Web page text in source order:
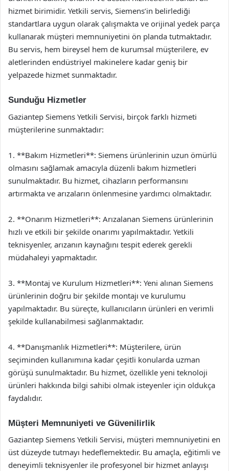
hizmet birimidir. Yetkili servis, Siemens’in belirlediği
standartlara uygun olarak çalışmakta ve orijinal yedek parça
kullanarak müşteri memnuniyetini ön planda tutmaktadır.
Bu servis, hem bireysel hem de kurumsal müşterilere, ev
aletlerinden endüstriyel makinelere kadar geniş bir
yelpazede hizmet sunmaktadır.
Sunduğu Hizmetler
Gaziantep Siemens Yetkili Servisi, birçok farklı hizmeti
müşterilerine sunmaktadır:
1. **Bakım Hizmetleri**: Siemens ürünlerinin uzun ömürlü
olmasını sağlamak amacıyla düzenli bakım hizmetleri
sunulmaktadır. Bu hizmet, cihazların performansını
artırmakta ve arızaların önlenmesine yardımcı olmaktadır.
2. **Onarım Hizmetleri**: Arızalanan Siemens ürünlerinin
hızlı ve etkili bir şekilde onarımı yapılmaktadır. Yetkili
teknisyenler, arızanın kaynağını tespit ederek gerekli
müdahaleyi yapmaktadır.
3. **Montaj ve Kurulum Hizmetleri**: Yeni alınan Siemens
ürünlerinin doğru bir şekilde montajı ve kurulumu
yapılmaktadır. Bu süreçte, kullanıcıların ürünleri en verimli
şekilde kullanabilmesi sağlanmaktadır.
4. **Danışmanlık Hizmetleri**: Müşterilere, ürün
seçiminden kullanımına kadar çeşitli konularda uzman
görüşü sunulmaktadır. Bu hizmet, özellikle yeni teknoloji
ürünleri hakkında bilgi sahibi olmak isteyenler için oldukça
faydalıdır.
Müşteri Memnuniyeti ve Güvenilirlik
Gaziantep Siemens Yetkili Servisi, müşteri memnuniyetini en
üst düzeyde tutmayı hedeflemektedir. Bu amaçla, eğitimli ve
deneyimli teknisyenler ile profesyonel bir hizmet anlayışı